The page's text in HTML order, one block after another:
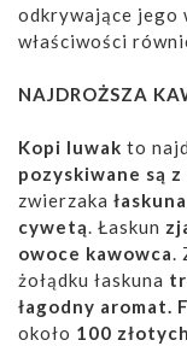
odkrywające jego
właściwości
NAJDROŻSZA
Kopi luwak to
pozyskiwane są
zwierzaka
cywetą. Łaskun
owoce kawowca.
żołądku łaskuna
łagodny aromat.
około 100 złotych